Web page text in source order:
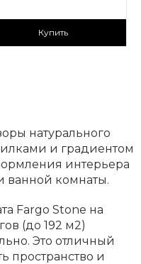
2
Купить
натурального
и градиентом
интерьера
ванной комнаты.
Fargo Stone на
(до 192 м2)
Это отличный
пространство и